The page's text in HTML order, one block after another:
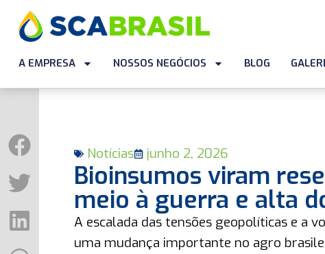
A EMPRESA NOSSOS NEGÓCIOS BLOG
Notícias junho 2, 2026
Bioinsumos viram
meio à guerra e alta
A escalada das tensões geopolíticas e a
uma mudança importante no agro